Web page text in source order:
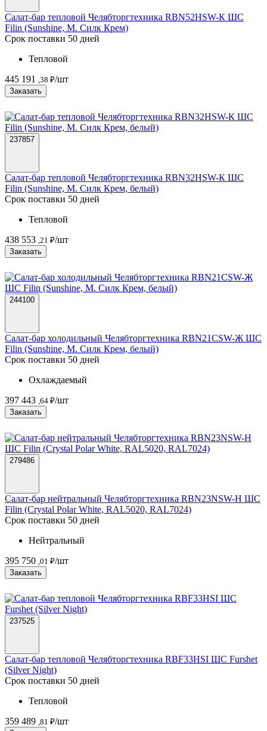
Салат-бар тепловой Челябторгтехника RBN52HSW-К ШС
Filin (Sunshine, М. Силк Крем)
Срок поставки 50 дней
Тепловой
445 191
,38 ₽/шт
Заказать
237857
Салат-бар тепловой Челябторгтехника RBN32HSW-К ШС
Filin (Sunshine, М. Силк Крем, белый)
Срок поставки 50 дней
Тепловой
438 553 ,21 ₽/шт
Заказать
244100
Салат-бар холодильный Челябторгтехника RBN21CSW-Ж ШС
Filin (Sunshine, М. Силк Крем, белый)
Срок поставки 50 дней
Охлаждаемый
397 443 ,64 ₽/шт
Заказать
279486
Салат-бар нейтральный Челябторгтехника RBN23NSW-Н ШС
Filin (Crystal Polar White, RAL5020, RAL7024)
Срок поставки 50 дней
Нейтральный
395 750 ,01 ₽/шт
Заказать
237525
Салат-бар тепловой Челябторгтехника RBF33НSI ШС Furshet
(Silver Night)
Срок поставки 50 дней
Тепловой
359 489 ,81 ₽/шт